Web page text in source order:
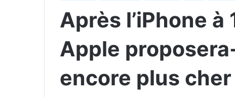
Après l’iPhone
Apple
encore plus cher